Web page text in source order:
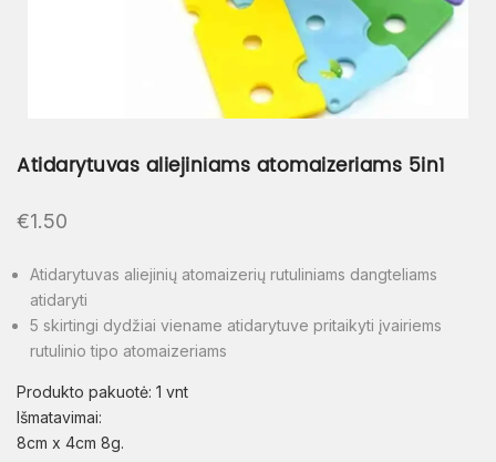
Atidarytuvas aliejiniams atomaizeriams 5in1
€1.50
Atidarytuvas aliejinių atomaizerių rutuliniams dangteliams
atidaryti
5 skirtingi dydžiai viename atidarytuve pritaikyti įvairiems
rutulinio tipo atomaizeriams
Produkto pakuotė: 1 vnt
Išmatavimai:
8cm x 4cm 8g.